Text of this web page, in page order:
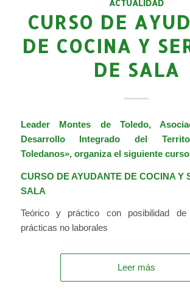
ACTUALIDAD
CURSO DE
DE COCINA Y
DE SALA
Leader Montes de Toledo,
Desarrollo Integrado del
Toledanos», organiza el siguiente
CURSO DE AYUDANTE DE COCINA Y
SALA
Teórico y práctico con posibilidad de
prácticas no laborales
Leer más